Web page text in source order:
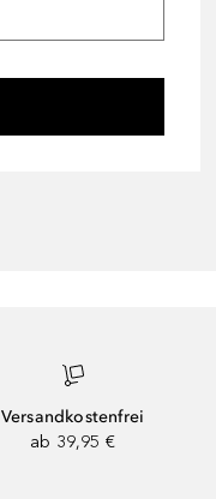
Versandkostenfrei
ab 39,95 €